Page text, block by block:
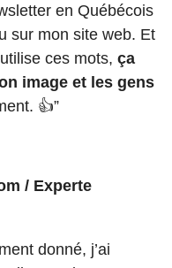
en Québécois
sur mon site web. Et
ces mots, ça
image et les gens
👍”
/ Experte
donné, j’ai